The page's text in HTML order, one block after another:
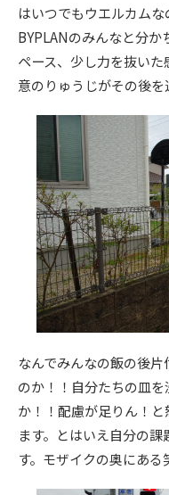
はいつでもウエルカム
BYPLANのみんなと分か
ペース、少し力を抜い
意のりゅうじがその後を
なんでみんなの飯の後
のか！！自分たちの皿
か！！配慮が足りん！
ます。とはいえ自分の
す。モザイクの奥にある